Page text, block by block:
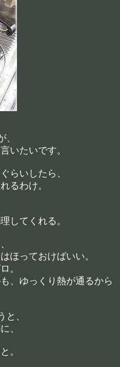
、
いたいです。
らいしたら、
るわけ。
してくれる。
ほっておけばいい。
。
、ゆっくり熱が通るから
と、
、
。